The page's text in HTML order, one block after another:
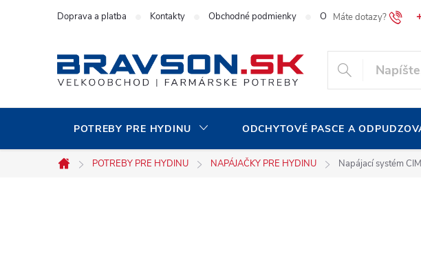
Doprava a platba Kontakty Obchodné podmienky O našej spoločnosti
POTREBY PRE HYDINU ODCHYTOVÉ PASCE A
Domov
POTREBY PRE HYDINU NAPÁJAČKY PRE HYDINU Napájací systém